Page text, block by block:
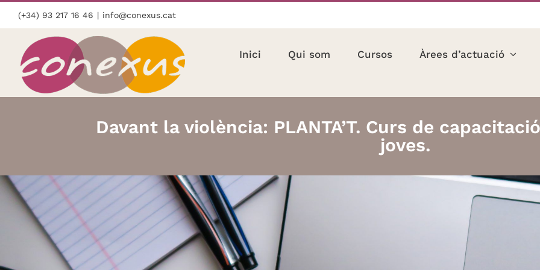
(+34) 93 217 16 46 | info@conexus.cat
Inici Qui som Cursos Àrees d’actuació
Davant la violència: PLANTA’T. Curs de
joves.